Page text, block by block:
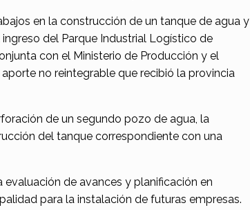
en la construcción de un tanque de agua y
del Parque Industrial Logístico de
con el Ministerio de Producción y el
no reintegrable que recibió la provincia
de un segundo pozo de agua, la
del tanque correspondiente con una
de avances y planificación en
para la instalación de futuras empresas.